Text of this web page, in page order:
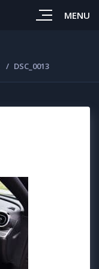
MENU
DSC_0013